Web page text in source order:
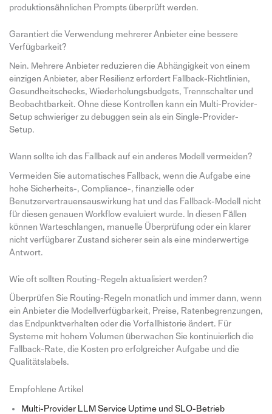
produktionsähnlichen Prompts überprüft werden.
Garantiert die Verwendung mehrerer Anbieter eine bessere
Verfügbarkeit?
Nein. Mehrere Anbieter reduzieren die Abhängigkeit von einem
einzigen Anbieter, aber Resilienz erfordert Fallback-Richtlinien,
Gesundheitschecks, Wiederholungsbudgets, Trennschalter und
Beobachtbarkeit. Ohne diese Kontrollen kann ein Multi-Provider-
Setup schwieriger zu debuggen sein als ein Single-Provider-
Setup.
Wann sollte ich das Fallback auf ein anderes Modell vermeiden?
Vermeiden Sie automatisches Fallback, wenn die Aufgabe eine
hohe Sicherheits-, Compliance-, finanzielle oder
Benutzervertrauensauswirkung hat und das Fallback-Modell nicht
für diesen genauen Workflow evaluiert wurde. In diesen Fällen
können Warteschlangen, manuelle Überprüfung oder ein klarer
nicht verfügbarer Zustand sicherer sein als eine minderwertige
Antwort.
Wie oft sollten Routing-Regeln aktualisiert werden?
Überprüfen Sie Routing-Regeln monatlich und immer dann, wenn
ein Anbieter die Modellverfügbarkeit, Preise, Ratenbegrenzungen,
das Endpunktverhalten oder die Vorfallhistorie ändert. Für
Systeme mit hohem Volumen überwachen Sie kontinuierlich die
Fallback-Rate, die Kosten pro erfolgreicher Aufgabe und die
Qualitätslabels.
Empfohlene Artikel
Multi-Provider LLM Service Uptime und SLO-Betrieb